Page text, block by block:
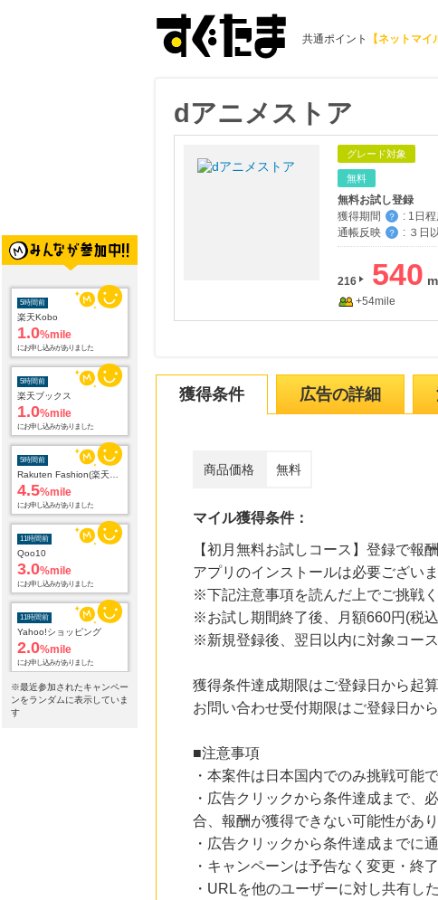
共通ポイント 【ネットマイ
楽天Kobo
1.0%mile
にお申し込みがありました
5時間前
楽天ブックス
1.0%mile
にお申し込みがありました
5時間前
Rakuten Fashion(楽天ファッション)
4.5%mile
にお申し込みがありました
11時間前
Qoo10
3.0%mile
にお申し込みがありました
11時間前
Yahoo!ショッピング
2.0%mile
にお申し込みがありました
14時間前
3.0%mile
にお申し込みがありました
※最近参加されたキャンペー
ンをランダムに表示していま
す
dアニメストア
グレード対象
無料
無料お試し登録
獲得期間
？ : 1日
通帳反映
？ : ３日
216 540
+54mile
獲得条件 広告の詳細
商品価格 無料
マイル獲得条件：
【初月無料お試しコース】登録で報
アプリのインストールは必要ござい
※下記注意事項を読んだ上でご挑戦
※お試し期間終了後、月額660円(税
※新規登録後、翌日以内に対象コー
獲得条件達成期限はご登録日から起
お問い合わせ受付期限はご登録日か
■注意事項
・本案件は日本国内でのみ挑戦可能で
・広告クリックから条件達成まで、
合、報酬が獲得できない可能性があり
・広告クリックから条件達成までに
・キャンペーンは予告なく変更・終
・URLを他のユーザーに対し共有し